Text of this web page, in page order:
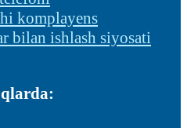
komplayens
bilan ishlash siyosati